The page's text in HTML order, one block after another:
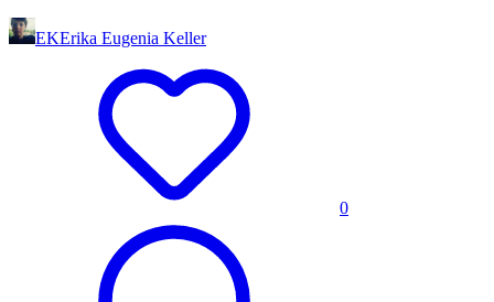
EKErika Eugenia Keller
0